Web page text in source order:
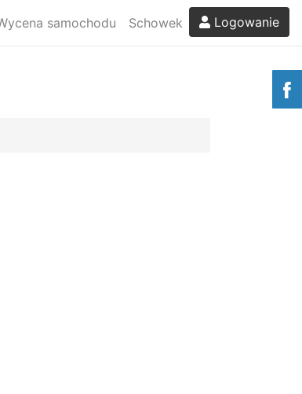
samochodu Schowek Logowanie